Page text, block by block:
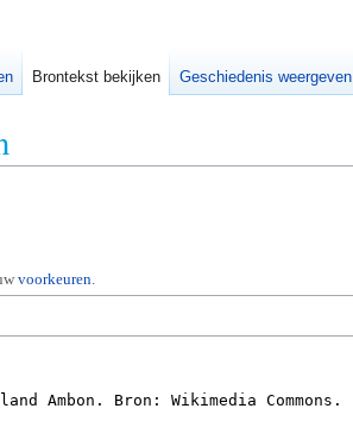
voorkeuren.
Brontekst bekijken Geschiedenis weergeven